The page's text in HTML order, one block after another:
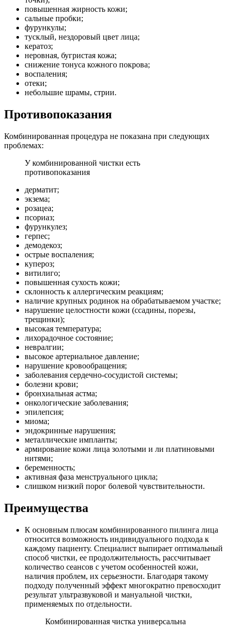
повышенная жирность кожи;
сальные пробки;
фурункулы;
тусклый, нездоровый цвет лица;
кератоз;
неровная, бугристая кожа;
снижение тонуса кожного покрова;
воспаления;
отеки;
небольшие шрамы, стрии.
Противопоказания
Комбинированная процедура не показана при следующих
проблемах:
У комбинированной чистки есть
противопоказания
дерматит;
экзема;
розацеа;
псориаз;
фурункулез;
герпес;
демодекоз;
острые воспаления;
купероз;
витилиго;
повышенная сухость кожи;
склонность к аллергическим реакциям;
наличие крупных родинок на обрабатываемом участке;
нарушение целостности кожи (ссадины, порезы,
трещинки);
высокая температура;
лихорадочное состояние;
невралгии;
высокое артериальное давление;
нарушение кровообращения;
заболевания сердечно-сосудистой системы;
болезни крови;
бронхиальная астма;
онкологические заболевания;
эпилепсия;
миома;
эндокринные нарушения;
металлические импланты;
армирование кожи лица золотыми и ли платиновыми
нитями;
беременность;
активная фаза менструального цикла;
слишком низкий порог болевой чувствительности.
Преимущества
К основным плюсам комбинированного пилинга лица
относится возможность индивидуального подхода к
каждому пациенту. Специалист выпирает оптимальный
способ чистки, ее продолжительность, рассчитывает
количество сеансов с учетом особенностей кожи,
наличия проблем, их серьезности. Благодаря такому
подходу полученный эффект многократно превосходит
результат ультразвуковой и мануальной чистки,
применяемых по отдельности.
Комбинированная чистка универсальна